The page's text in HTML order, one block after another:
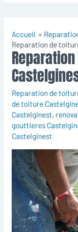
Accueil
Reparation de
Reparation de
de toiture
Castelginest,
gouttieres
Castelginest